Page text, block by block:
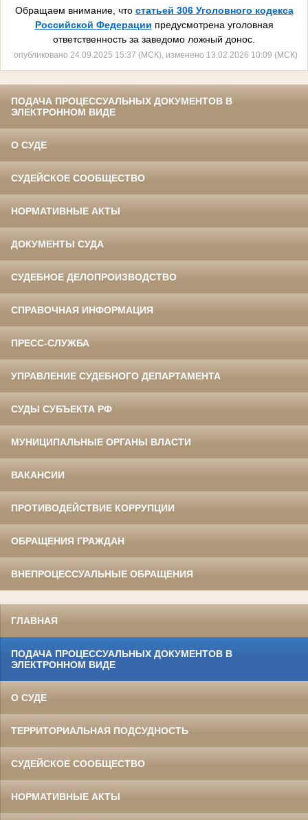
Обращаем внимание, что статьей 306 Уголовного кодекса
Российской Федерации предусмотрена уголовная
ответственность за заведомо ложный донос.
опубликовано 24.09.2025 15:37 (МСК), изменено 13.02.2026 10:09 (МСК)
ПОДАЧА ПРОЦЕССУАЛЬНЫХ ДОКУМЕНТОВ В
ЭЛЕКТРОННОМ ВИДЕ
О СУДЕ
СУДЕЙСКОЕ СООБЩЕСТВО
НОРМАТИВНЫЕ АКТЫ
ДОКУМЕНТЫ СУДА
СУДЕБНОЕ ДЕЛОПРОИЗВОДСТВО
СПРАВОЧНАЯ ИНФОРМАЦИЯ
ПРЕСС-СЛУЖБА
УПРАВЛЕНИЕ СУДЕБНОГО ДЕПАРТАМЕНТА
СУДЫ СУБЪЕКТА РФ
МУНИЦИПАЛЬНЫЕ ОРГАНЫ ВЛАСТИ
ВАКАНСИИ
ПРОТИВОДЕЙСТВИЕ КОРРУПЦИИ
ОБРАЩЕНИЯ ГРАЖДАН
ВНЕПРОЦЕССУАЛЬНЫЕ ОБРАЩЕНИЯ
ГЛАВНАЯ
ПОДАЧА ПРОЦЕССУАЛЬНЫХ ДОКУМЕНТОВ В
ЭЛЕКТРОННОМ ВИДЕ
О СУДЕ
ТЕРРИТОРИАЛЬНАЯ ПОДСУДНОСТЬ
СУДЕЙСКОЕ СООБЩЕСТВО
НОРМАТИВНЫЕ АКТЫ